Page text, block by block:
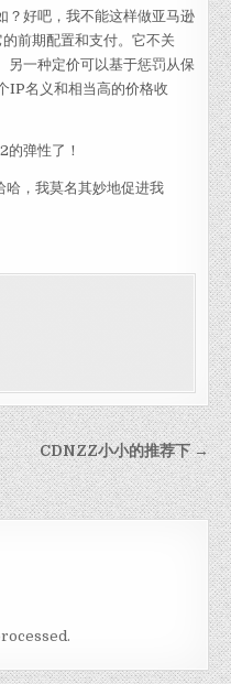
？好吧，我不能这样做亚马逊
前期配置和支付。它不关
另一种定价可以基于惩罚从保
IP名义和相当高的价格收
弹性了！
，我莫名其妙地促进我
CDNZZ小小的推荐下 →